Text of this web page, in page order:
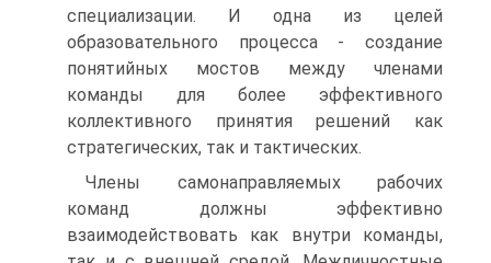
специализации. И одна из целей
образовательного процесса - создание
понятийных мостов между членами
команды для более эффективного
коллективного принятия решений как
стратегических, так и тактических.
Члены самонаправляемых рабочих
команд должны эффективно
взаимодействовать как внутри команды,